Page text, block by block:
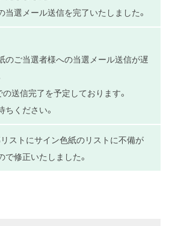
当選メール送信を完了いたしました。
のご当選者様への当選メール送信が遅
の送信完了を予定しております。
ください。
リストにサイン色紙のリストに不備が
で修正いたしました。
特典
取材のお申し込み